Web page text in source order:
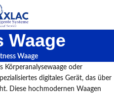
Waage
Waage
Körperanalysewaage oder
digitales Gerät, das über
Diese hochmodernen Waagen